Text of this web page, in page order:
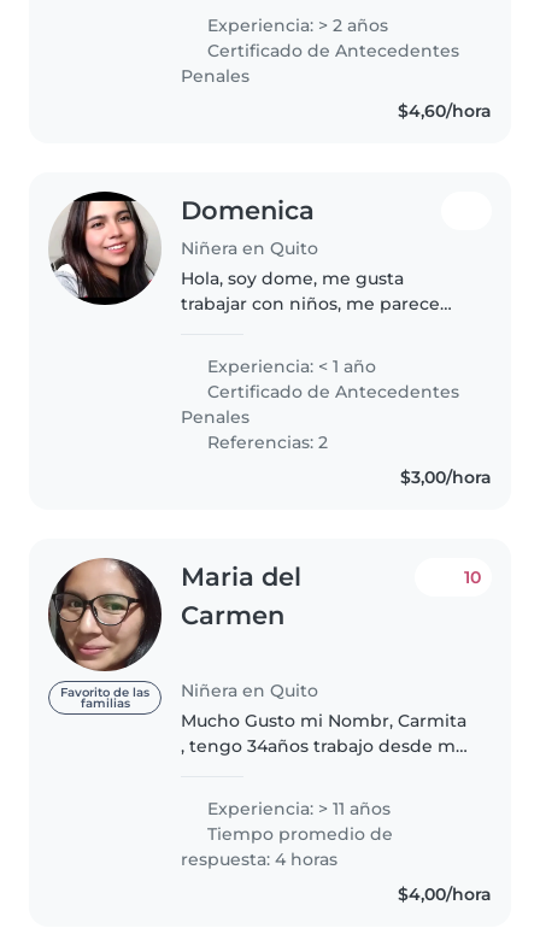
experiencia profesional, cuento
con habilidades como dibujar,
leer cuentos, hacer
manualidades,..
Experiencia: > 2 años
Certificado de Antecedentes
Penales
$4,60/hora
Domenica
Niñera en Quito
Hola, soy dome, me gusta
trabajar con niños, me parece
proponen, son creativos,
aprenden rápido y sobre mi,
estudio gastronomía..
Experiencia: < 1 año
Certificado de Antecedentes
Penales
Referencias: 2
$3,00/hora
Favorito de las
familias
Maria del
Carmen
Niñera en Quito
10
Mucho Gusto mi Nombr, Carmita
, tengo 34años trabajo desde mi
cuenta el bachiller tengo
pasaporte, soy auxiliar de
enfermería , tengo unos cursos
de cuidado..
Experiencia: > 11 años
Tiempo promedio de
respuesta: 4 horas
$4,00/hora